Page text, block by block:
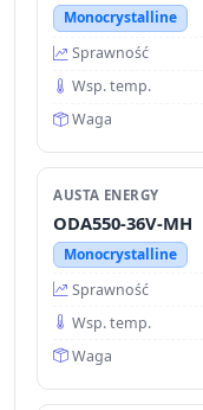
Monocrystalline
Sprawność
Wsp. temp.
Waga
AUSTA ENERGY
ODA550-36V-MH
Monocrystalline
Sprawność
Wsp. temp.
Waga